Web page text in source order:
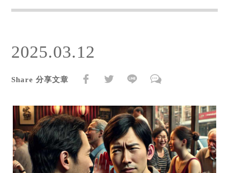
2025.03.12
Share 分享文章